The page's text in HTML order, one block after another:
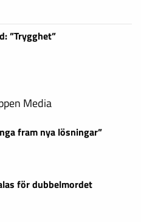
”Trygghet”
Media
fram nya lösningar”
för dubbelmordet